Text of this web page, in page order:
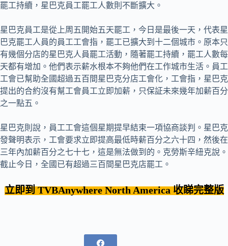
罷工持續，星巴克員工罷工人數則不斷擴大。
星巴克員工是從上周五開始五天罷工，今日是最後一天，代表星
巴克罷工人員的員工工會指，罷工已擴大到十二個城市。原本只
有幾個分店的星巴克人員罷工活動，隨著罷工持續，罷工人數每
天都有增加。他們表示薪水根本不夠他們在工作城市生活。員工
工會已幫助全國超過五百間星巴克分店工會化，工會指，星巴克
提出的合約沒有幫工會員工立即加薪，只保証未來幾年加薪百分
之一點五。
星巴克則說，員工工會這個星期提早結束一項協商談判。星巴克
發聲明表示，工會要求立即提高最低時薪百分之六十四，然後在
三年內加薪百分之七十七，這是無法做到的。克勞斯辛紐克說。
截止今日，全國已有超過三百間星巴克店罷工。
立即到 TVBAnywhereNorth America 收睇完整版